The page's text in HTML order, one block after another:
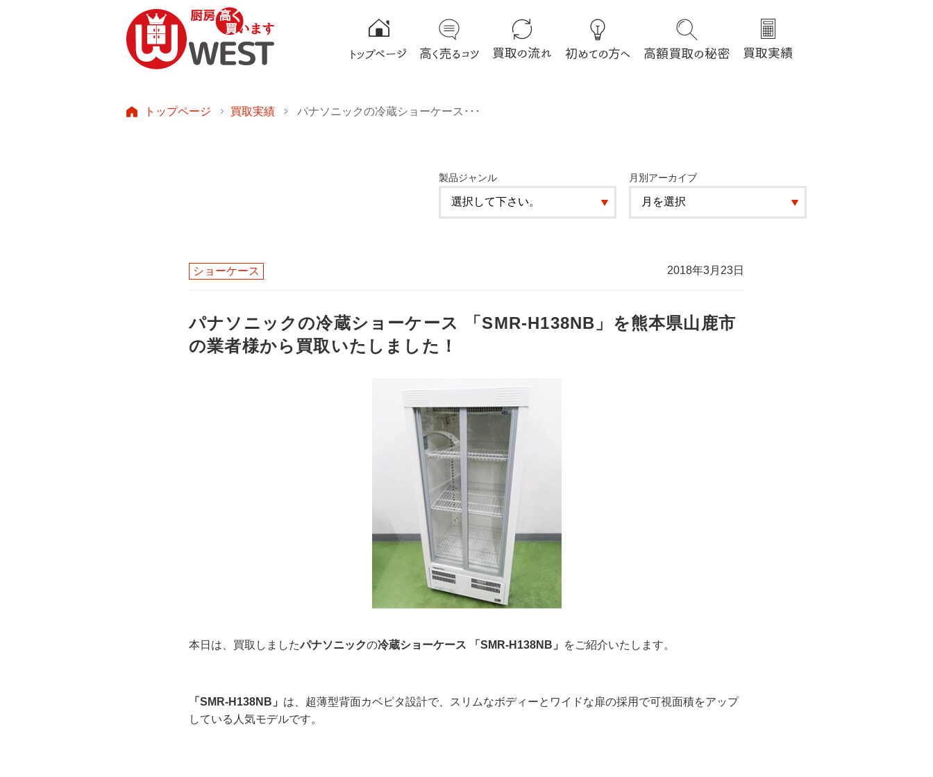
トップページ 買取実績 パナソニックの冷蔵ショーケース･･･
製品ジャンル 月別アーカイブ
ショーケース 2018年3月23日
パナソニックの冷蔵ショーケース 「SMR-H138NB」を熊本県山鹿市
の業者様から買取いたしました！
本日は、買取しましたパナソニックの冷蔵ショーケース 「SMR-H138NB」 をご紹介いたします。
「SMR-H138NB」 は、超薄型背面カベピタ設計で、スリムなボディーとワイドな扉の採用で可視面積をアップ
している人気モデルです。